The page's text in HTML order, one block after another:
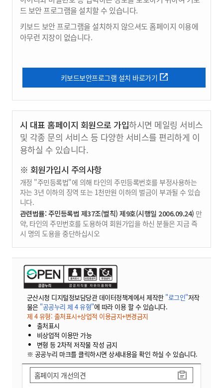
드 보안 프로그램을 설치할 수 있습니다.
키보드 보안 프로그램을 설치하지 않으셔도 홈페이지 이용에
아무런 지장이 없습니다.
키보드보안프로그램 설치 바로가기
시 대표 홈페이지 회원으로 가입하시면 메일링 서비스
및 각종 문의 서비스 등 다양한 서비스를 편리하게 이
용하실 수 있습니다.
※ 회원가입시 주의사항
개정 "주민등록법"에 의해 타인의 주민등록번호를 부정사용하는
자는 3년 이하의 징역 또는 1천만원 이하의 벌금이 부과될 수 있습
니다.
관련법률: 주민등록법 제37조(벌칙) 제9호(시행일 2006.09.24) 만
약, 타인의 주민번호를 도용하여 회원가입을 하신 분들은 지금 즉
시 명의 도용을 중단하십시오
군산시청 디지털정보담당관 데이터정책계에서 제작한 "로그인"저작
물은 "공공누리 제 4 유형"에 따라 이용 할 수 있습니다.
제 4 유형: 출처표시+상업적 이용금지+변경금지
출처표시
비상업적 이용만 가능
변형 등 2차적 저작물 작성 금지
※ 공공누리 마크를 클릭하시면 상세내용을 확인 하실 수 있습니다.
홈페이지 개선의견